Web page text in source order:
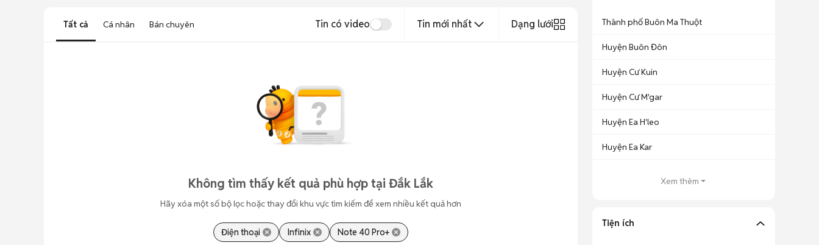
Tất cả Cá nhân Bán chuyên Tin có video Tin mới nhất Dạng lưới
Không tìm thấy kết quả phù hợp tại Đắk Lắk
Hãy xóa một số bộ lọc hoặc thay đổi khu vực tìm kiếm để xem nhiều kết quả hơn
Điện thoại Infinix Note 40 Pro+
Thành phố Buôn Ma Thuột
Huyện Buôn Đôn
Huyện Cư Kuin
Huyện Cư M'gar
Huyện Ea H'leo
Huyện Ea Kar
Xem thêm
Tiện ích